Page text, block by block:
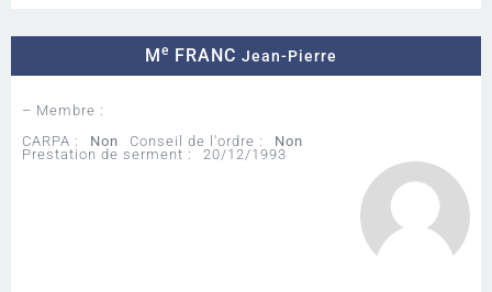
Me FRANC Jean-Pierre
– Membre :
CARPA :
Non Conseil de l'ordre :
Non
Prestation de serment :
20/12/1993